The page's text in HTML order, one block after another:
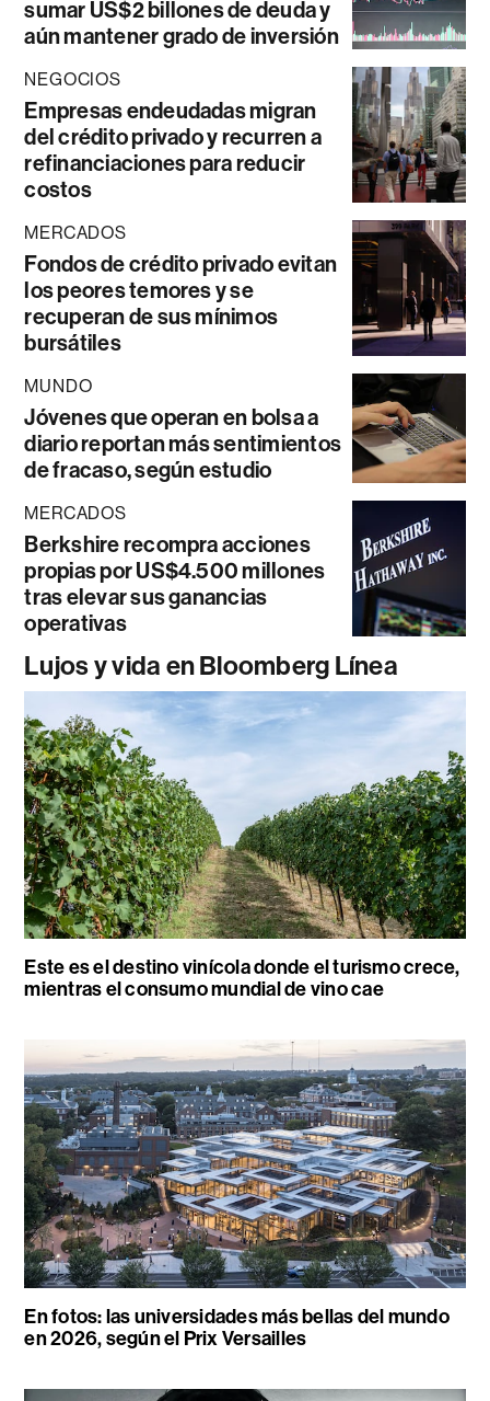
sumar US$2 billones de deuda y
aún mantener grado de inversión
NEGOCIOS
Empresas endeudadas migran
del crédito privado y recurren a
refinanciaciones para reducir
costos
MERCADOS
Fondos de crédito privado evitan
los peores temores y se
recuperan de sus mínimos
bursátiles
MUNDO
Jóvenes que operan en bolsa a
diario reportan más sentimientos
de fracaso, según estudio
MERCADOS
Berkshire recompra acciones
propias por US$4.500 millones
tras elevar sus ganancias
operativas
Lujos y vida en Bloomberg Línea
Este es el destino vinícola donde el turismo crece,
mientras el consumo mundial de vino cae
En fotos: las universidades más bellas del mundo
en 2026, según el Prix Versailles